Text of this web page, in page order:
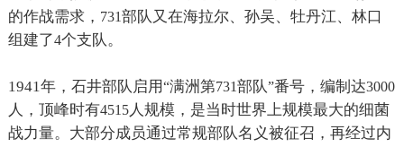
的作战需求， 731部队又在海拉尔、孙吴、牡丹江、林口
组建了4个支队。
1941年，石井部队启用“满洲第731部队”番号，编制达3000
人，顶峰时有4515人规模，是当时世界上规模最大的细菌
战力量。大部分成员通过常规部队名义被征召，再经过内